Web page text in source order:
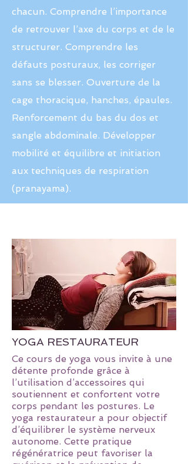
chacun. Comprendre l’importance
de retrouver l’axe du corps et de le
structurer. Comprendre les
défauts posturaux, les corriger
sans se blesser. Ouverture de la
cage thoracique, hanches, épaules.
Renforcement du bas du dos et
sangle abdominale. Développer
mobilité et équilibre et initiation
aux techniques de respiration
(pranayama).
YOGA RESTAURATEUR
Ce cours de yoga vous invite à une
détente profonde grâce à
l’utilisation d’accessoires qui
soutiennent et confortent votre
corps pendant les postures. Le
yoga restaurateur a pour objectif
d’équilibrer le système nerveux
autonome. Cette pratique
régénératrice peut favoriser la